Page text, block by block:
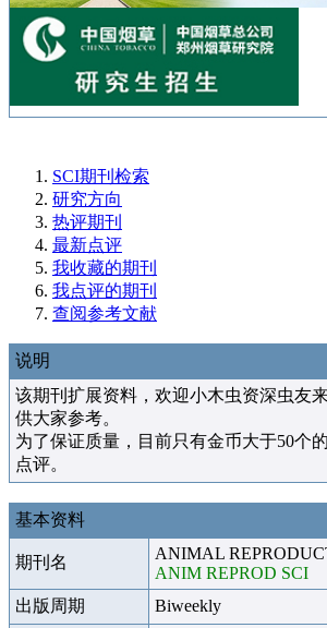
SCI期刊检索
研究方向
热评期刊
最新点评
我收藏的期刊
我点评的期刊
查阅参考文献
说明
该期刊扩展资料，欢迎小木虫资深虫友
供大家参考。
为了保证质量，目前只有金币大于50个
点评。
基本资料
期刊名
ANIMAL
ANIM REPROD SCI
出版周期
Biweekly